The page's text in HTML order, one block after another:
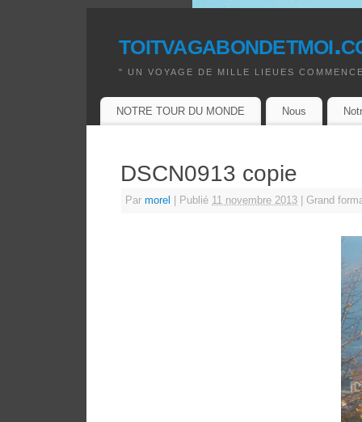
" UN VOYAGE DE MILLE LIEUES
NOTRE TOUR DU MONDE Nous
DSCN0913 copie
Par morel Publié 11 novembre 2013 Grand